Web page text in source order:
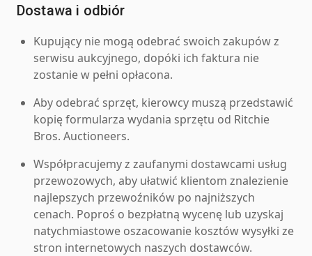
Dostawa i odbiór
Kupujący nie mogą odebrać swoich zakupów z
serwisu aukcyjnego, dopóki ich faktura nie
zostanie w pełni opłacona.
Aby odebrać sprzęt, kierowcy muszą przedstawić
kopię formularza wydania sprzętu od Ritchie
Bros. Auctioneers.
Współpracujemy z zaufanymi dostawcami usług
przewozowych, aby ułatwić klientom znalezienie
najlepszych przewoźników po najniższych
cenach. Poproś o bezpłatną wycenę lub uzyskaj
natychmiastowe oszacowanie kosztów wysyłki ze
stron internetowych naszych dostawców.